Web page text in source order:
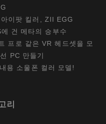
이팟 킬러, ZII EGG
건 메타의 승부수
프로 같은 VR 헤드셋을 모
PC 만들기
용 소울폰 컬러 모델!
리